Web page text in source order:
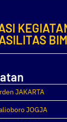
JAKARTA
JOGJA